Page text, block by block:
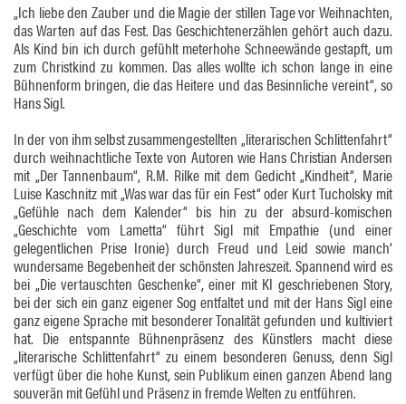
„Ich liebe den Zauber und die Magie der stillen Tage vor Weihnachten,
das Warten auf das Fest. Das Geschichtenerzählen gehört auch dazu.
Als Kind bin ich durch gefühlt meterhohe Schneewände gestapft, um
zum Christkind zu kommen. Das alles wollte ich schon lange in eine
Bühnenform bringen, die das Heitere und das Besinnliche vereint“, so
Hans Sigl.
In der von ihm selbst zusammengestellten „literarischen Schlittenfahrt“
durch weihnachtliche Texte von Autoren wie Hans Christian Andersen
mit „Der Tannenbaum“, R.M. Rilke mit dem Gedicht „Kindheit“, Marie
Luise Kaschnitz mit „Was war das für ein Fest“ oder Kurt Tucholsky mit
„Gefühle nach dem Kalender“ bis hin zu der absurd-komischen
„Geschichte vom Lametta“ führt Sigl mit Empathie (und einer
gelegentlichen Prise Ironie) durch Freud und Leid sowie manch‘
wundersame Begebenheit der schönsten Jahreszeit. Spannend wird es
bei „Die vertauschten Geschenke“, einer mit KI geschriebenen Story,
bei der sich ein ganz eigener Sog entfaltet und mit der Hans Sigl eine
ganz eigene Sprache mit besonderer Tonalität gefunden und kultiviert
hat. Die entspannte Bühnenpräsenz des Künstlers macht diese
„literarische Schlittenfahrt“ zu einem besonderen Genuss, denn Sigl
verfügt über die hohe Kunst, sein Publikum einen ganzen Abend lang
souverän mit Gefühl und Präsenz in fremde Welten zu entführen.